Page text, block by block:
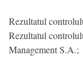
Rezultatul
Rezultatul
Management S.A.;